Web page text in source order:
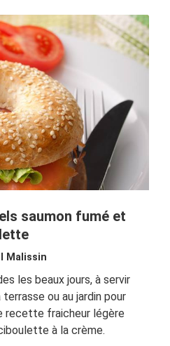
saumon fumé et
Malissin
les beaux jours, à servir
ou au jardin pour
recette fraicheur légère
à la crème.